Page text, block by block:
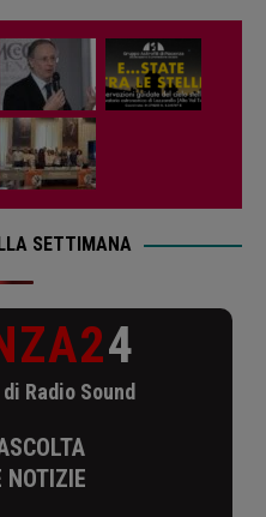
SETTIMANA
4
Radio Sound
NOTIZIE